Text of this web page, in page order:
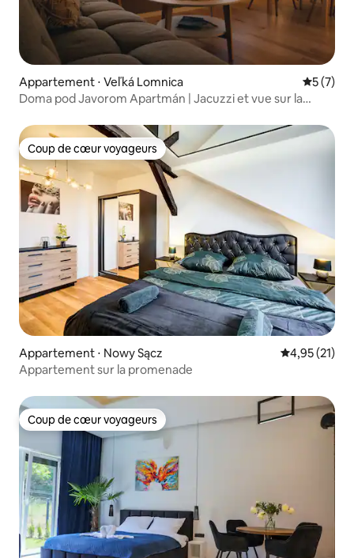
Appartement ⋅ Veľká Lomnica
5 (7)
Doma pod Javorom Apartmán | Jacuzzi et vue sur la
Coup de cœur voyageurs
Coup de cœur voyageurs
Appartement ⋅ Nowy Sącz Évaluation
4,95 (21)
Appartement sur la promenade
Coup de cœur voyageurs
Coup de cœur voyageurs